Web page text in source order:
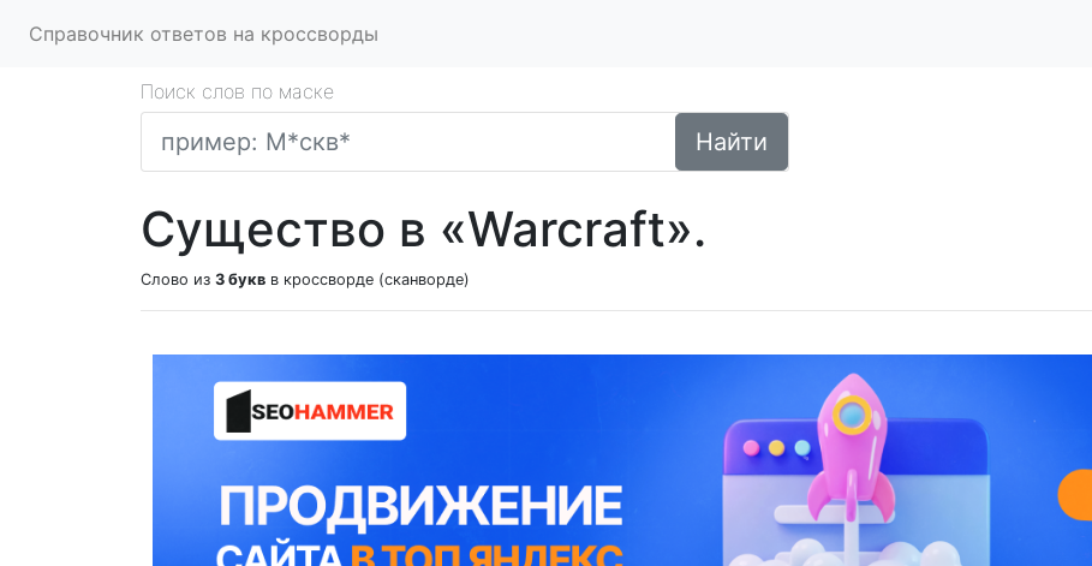
Справочник ответов на кроссворды
Поиск слов по маске
Найти
Существо в «Warcraft».
Слово из 3 букв в кроссворде (сканворде)